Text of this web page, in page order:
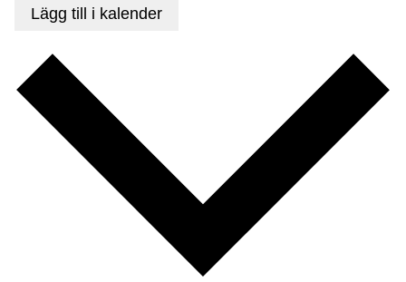
Lägg till i kalender